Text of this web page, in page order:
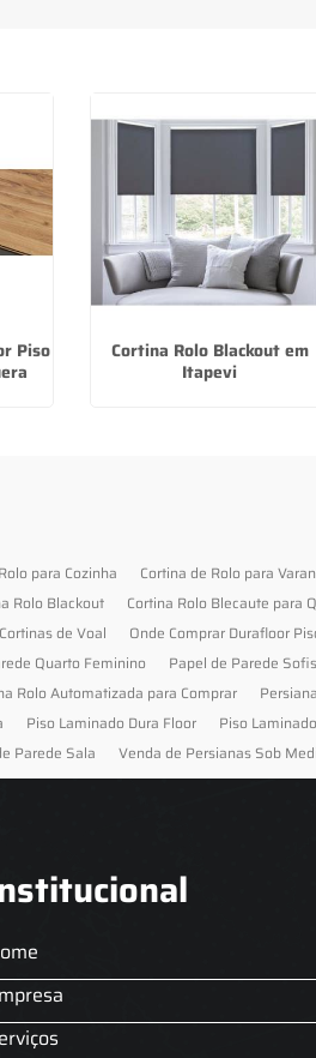
Piso
Cortina Rolo Blackout em
Itapevi
para Cozinha Cortina de Rolo para
Rolo Blackout Cortina Rolo Blecaute para
de Voal Onde Comprar Durafloor
Quarto Feminino Papel de Parede
Rolo Automatizada para Comprar
Piso Laminado Dura Floor Piso
Parede Sala Venda de Persianas Sob